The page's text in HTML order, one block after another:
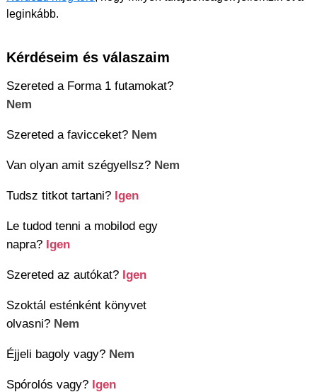
leginkább.
Kérdéseim és válaszaim
Szereted a Forma 1 futamokat?
Nem
Szereted a favicceket? Nem
Van olyan amit szégyellsz? Nem
Tudsz titkot tartani? Igen
Le tudod tenni a mobilod egy
napra? Igen
Szereted az autókat? Igen
Szoktál esténként könyvet
olvasni? Nem
Éjjeli bagoly vagy? Nem
Spórolós vagy? Igen